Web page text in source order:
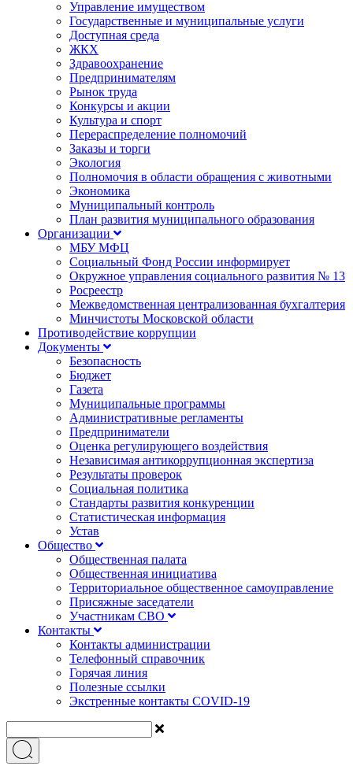
Управление имуществом
Государственные и муниципальные услуги
Доступная среда
ЖКХ
Здравоохранение
Предпринимателям
Рынок труда
Конкурсы и акции
Культура и спорт
Перераспределение полномочий
Заказы и торги
Экология
Полномочия в области обращения с животными
Экономика
Муниципальный контроль
План развития муниципального образования
Организации
МБУ МФЦ
Социальный Фонд России информирует
Окружное управления социального развития № 13
Росреестр
Межведомственная централизованная бухгалтерия
Минчистоты Московской области
Противодействие коррупции
Документы
Безопасность
Бюджет
Газета
Муниципальные программы
Административные регламенты
Предприниматели
Оценка регулирующего воздействия
Независимая антикоррупционная экспертиза
Результаты проверок
Социальная политика
Стандарты развития конкуренции
Статистическая информация
Устав
Общество
Общественная палата
Общественная инициатива
Территориальное общественное самоуправление
Присяжные заседатели
Участникам СВО
Контакты
Контакты администрации
Телефонный справочник
Горячая линия
Полезные ссылки
Экстренные контакты COVID-19